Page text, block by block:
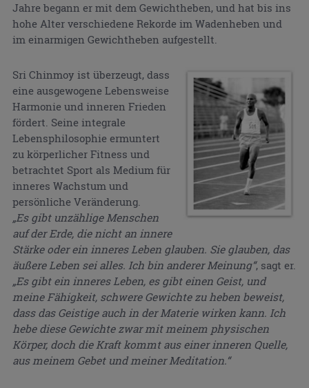
Jahre begann er mit dem Gewichtheben, und hat bis ins
hohe Alter verschiedene Rekorde im Wadenheben und
im einarmigen Gewichtheben aufgestellt.
Sri Chinmoy ist überzeugt, dass
eine ausgewogene Lebensweise
Harmonie und inneren Frieden
fördert. Seine integrale
Lebensphilosophie ermuntert
zu körperlicher Fitness und
betrachtet Sport als Medium für
inneres Wachstum und
persönliche Veränderung.
„Es gibt unzählige Menschen
auf der Erde, die nicht an innere
Stärke oder ein inneres Leben glauben. Sie glauben, das
äußere Leben sei alles. Ich bin anderer Meinung“, sagt er.
„Es gibt ein inneres Leben, es gibt einen Geist, und
meine Fähigkeit, schwere Gewichte zu heben beweist,
dass das Geistige auch in der Materie wirken kann. Ich
hebe diese Gewichte zwar mit meinem physischen
Körper, doch die Kraft kommt aus einer inneren Quelle,
aus meinem Gebet und meiner Meditation.“